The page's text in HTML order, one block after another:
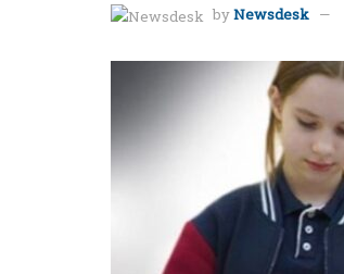
byNewsdesk